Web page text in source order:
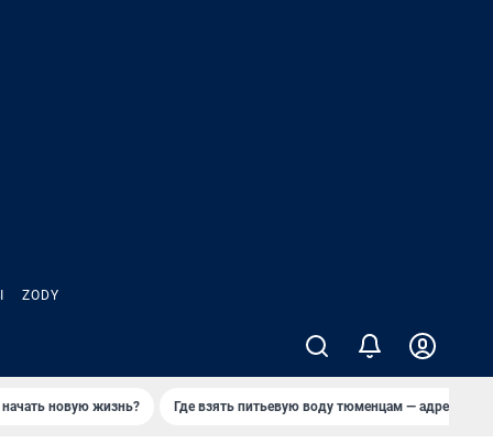
ZODY
начать новую жизнь? Где взять питьевую воду тюменцам — адреса